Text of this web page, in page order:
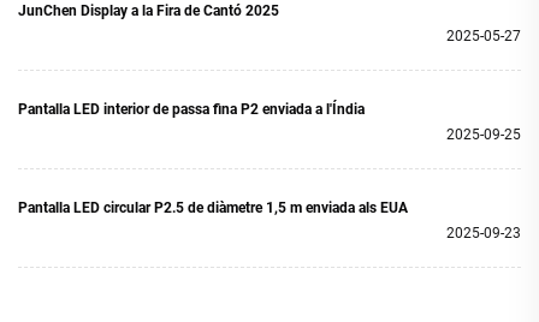
JunChen Display a la Fira de Cantó 2025
2025-05-27
Pantalla LED interior de passa fina P2 enviada a l'Índia
2025-09-25
Pantalla LED circular P2.5 de diàmetre 1,5 m enviada als EUA
2025-09-23